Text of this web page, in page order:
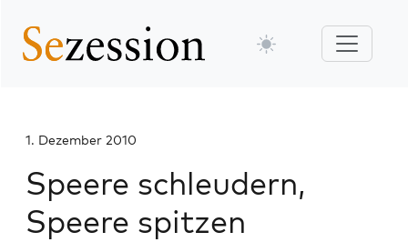
1. Dezember 2010
Speere schleudern,
Speere spitzen